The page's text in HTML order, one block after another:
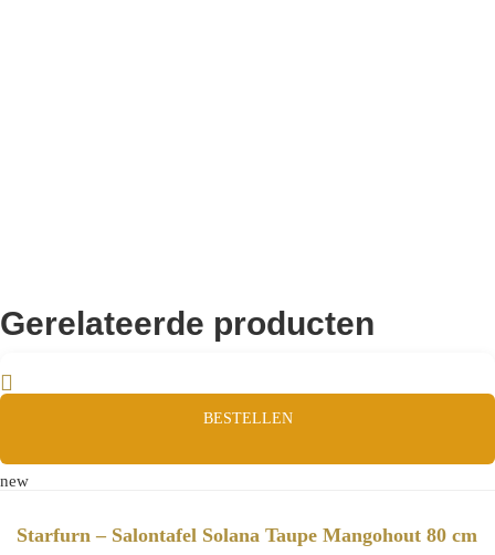
Gerelateerde producten
BESTELLEN
new
Starfurn – Salontafel Solana Taupe Mangohout 80 cm